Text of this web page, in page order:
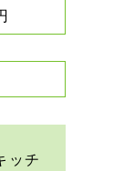
ッチ